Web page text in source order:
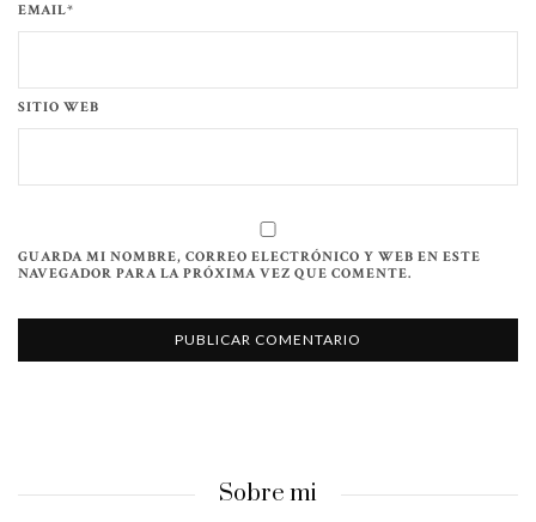
EMAIL*
SITIO WEB
GUARDA MI NOMBRE, CORREO ELECTRÓNICO Y WEB EN ESTE
NAVEGADOR PARA LA PRÓXIMA VEZ QUE COMENTE.
Sobre mi